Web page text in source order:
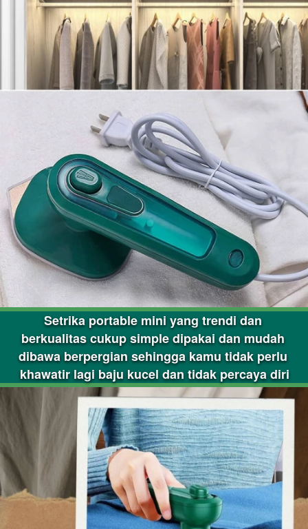
Setrika portable mini yang trendi dan
berkualitas cukup simple dipakai dan mudah
dibawa berpergian sehingga kamu tidak perlu
khawatir lagi baju kucel dan tidak percaya diri